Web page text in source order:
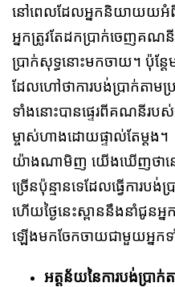
នៅពេលដែលអ្នកនិយាយយអំ
អ្នកត្រូវតែដកប្រាក់ចេញគ
ប្រាក់សុទ្ធនោះមកចាយ។ ប៉ុន្ត
ដែលហៅថាការបង់ប្រាក់តាមប្
ទាំងនោះបានផ្ទេរពីគណនីរ
ម្ចាស់ហាងដោយផ្ទាល់តែម្ដង។
យ៉ាងណាមិញ យើងឃើញថានៅ
ច្រើនប៉ុន្មានទេដែលធ្វើការប
ហើយថ្ងៃនេះស្ពាននឹងនាំជូនអ្
ឡើងមកចែកចាយជាមួយអ្នកទ
អត្តន័យនៃការបង់ប្រា